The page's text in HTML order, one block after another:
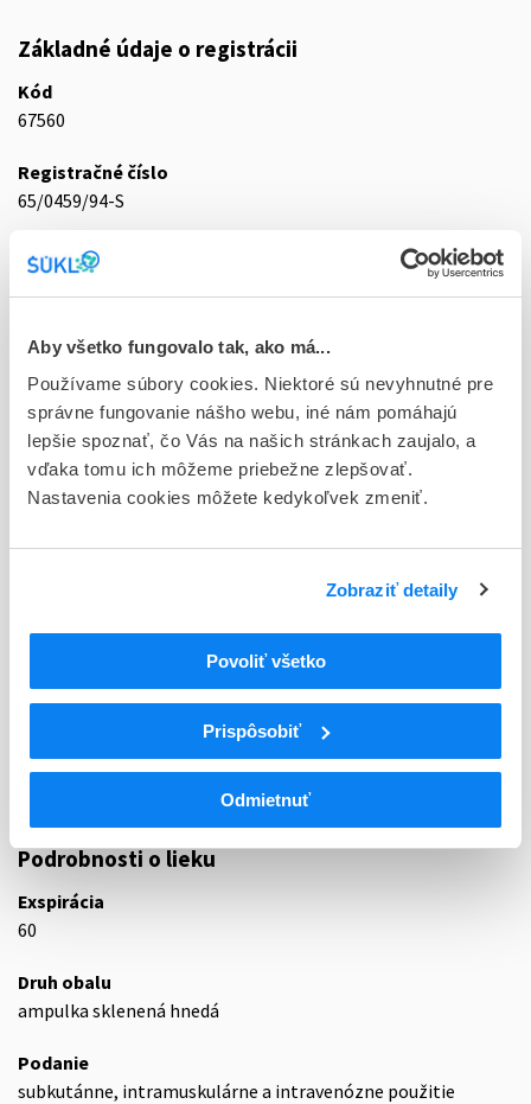
Aby všetko fungovalo tak, ako má...
Používame súbory cookies. Niektoré sú nevyhnutné pre
správne fungovanie nášho webu, iné nám pomáhajú
lepšie spoznať, čo Vás na našich stránkach zaujalo, a
vďaka tomu ich môžeme priebežne zlepšovať.
Nastavenia cookies môžete kedykoľvek zmeniť.
Zobraziť detaily
Povoliť všetko
Prispôsobiť
Odmietnuť
Základné údaje o registrácii
Kód
67560
Registračné číslo
65/0459/94-S
Doplnok
sol inj 100x2 ml/100 mg (amp.skl.hnedá)
D - Registrácia bez obmedzenia platnosti
Typ registračnej procedúry
Národná
Držiteľ, krajina
N
Centrálna nervová sústava
N02
Analgetiká
Opioidné analgetiká (anodyná)
N02AX
Iné opioidy
Podrobnosti o lieku
Exspirácia
60
Druh obalu
ampulka sklenená hnedá
Podanie
subkutánne, intramuskulárne a intravenózne použitie